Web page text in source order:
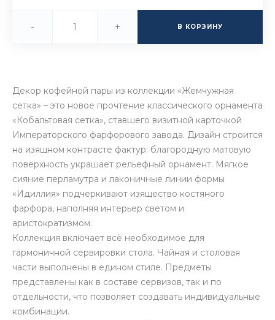
- + В КОРЗИНУ
Декор кофейной пары из коллекции «Жемчужная
сетка» – это новое прочтение классического орнамента
«Кобальтовая сетка», ставшего визитной карточкой
Императорского фарфорового завода. Дизайн строится
на изящном контрасте фактур: благородную матовую
поверхность украшает рельефный орнамент. Мягкое
сияние перламутра и лаконичные линии формы
«Идиллия» подчеркивают изящество костяного
фарфора, наполняя интерьер светом и
аристократизмом.
Коллекция включает всё необходимое для
гармоничной сервировки стола. Чайная и столовая
части выполнены в едином стиле. Предметы
представлены как в составе сервизов, так и по
отдельности, что позволяет создавать индивидуальные
комбинации.